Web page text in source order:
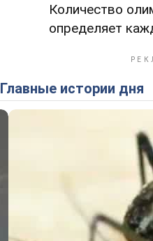
Количество
определяет
Главные истории дня